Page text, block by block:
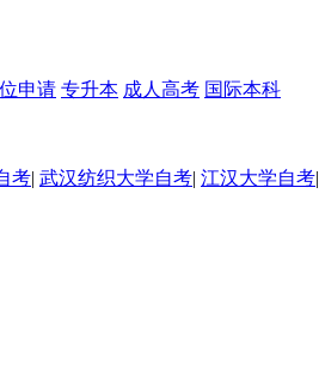
申请 专升本 成人高考 国际本科
考| 武汉纺织大学自考| 江汉大学自考|